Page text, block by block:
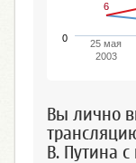
6
6
25 мая
2003
0
Вы лично
В. Путина